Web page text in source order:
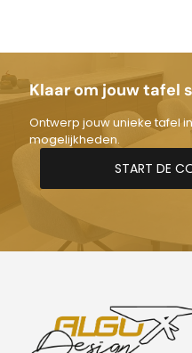
Klaar om jouw tafel
Ontwerp jouw unieke tafel
mogelijkheden.
START DE